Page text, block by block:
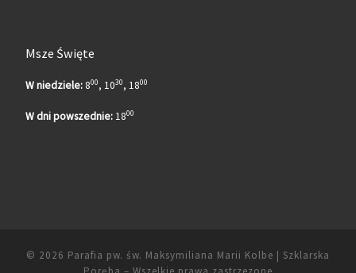
Msze Święte
W niedziele: 800, 1030, 1800
W dni powszednie:1800
© 2026 Parafia pw. św. Maksymiliana Marii Kolbe | Szklarska